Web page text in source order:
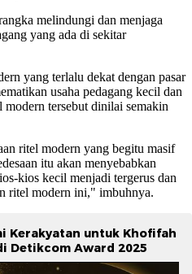
melindungi dan menjaga
yang ada di sekitar
yang terlalu dekat dengan pasar
usaha pedagang kecil dan
tersebut dinilai semakin
ritel modern yang begitu masif
itu akan menyebabkan
kios kecil menjadi tergerus dan
ritel modern ini," imbuhnya.
Kerakyatan untuk Khofifah
Detikcom Award 2025